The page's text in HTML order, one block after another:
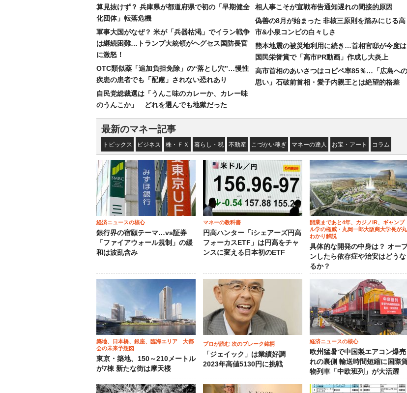
算見抜けず？ 兵庫県が都道府県で初の「早期健全
化団体」転落危機
軍事大国がなぜ？ 米が「兵器枯渇」でイラン戦争
は継続困難…トランプ大統領がヘグセス国防長官
に激怒！
OTC類似薬「追加負担免除」の“落とし穴”…慢性
疾患の患者でも「配慮」されない恐れあり
自民党総裁選は「うんこ味のカレーか、カレー味
のうんこか」 どれを選んでも地獄だった
相人事こそが宣戦布告通知遅れの間接的原因
偽善の8月が始まった 非核三原則を踏みにじる高
市&小泉コンビの白々しさ
熊本地震の被災地利用に続き…首相官邸が今度は
国民栄誉賞で「高市PR動画」作成し大炎上
高市首相のあいさつはコピペ率85％…「広島への
思い」石破前首相・愛子内親王とは絶望的格差
最新のマネー記事
トピックス ビジネス 株・ＦＸ 暮らし・税 不動産 こづかい稼ぎ マネーの達人 お宝・アート コラム
経済ニュースの核心
銀行界の宿願テーマ…vs証券
「ファイアウォール規制」の緩
和は波乱含み
マネーの教科書
円高ハンター「iシェアーズ円高
フォーカスETF」は円高をチャ
ンスに変える日本初のETF
開業まであと4年、カジノIR、ギャンブ
ル学の権威・丸岡一郎大阪商大学長が丸
わかり解説
具体的な開発の中身は？ オー
ンしたら依存症や治安はどうな
るか？
築地、日本橋、銀座、臨海エリア 大都
会の未来予想図
東京・築地、150～210メートル
が7棟 新たな街は摩天楼
プロが読む 次のブレーク銘柄
「ジェイック」は業績好調
2023年高値5130円に挑戦
経済ニュースの核心
欧州猛暑で中国製エアコン爆売
れの裏側 輸送時間短縮に国際
物列車「中欧班列」が大活躍